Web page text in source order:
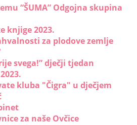
“ŠUMA” Odgojna skupina
knjige 2023.
za plodove zemlje
svega!” dječji tjedan
kluba "Čigra" u dječjem
za naše Ovčice